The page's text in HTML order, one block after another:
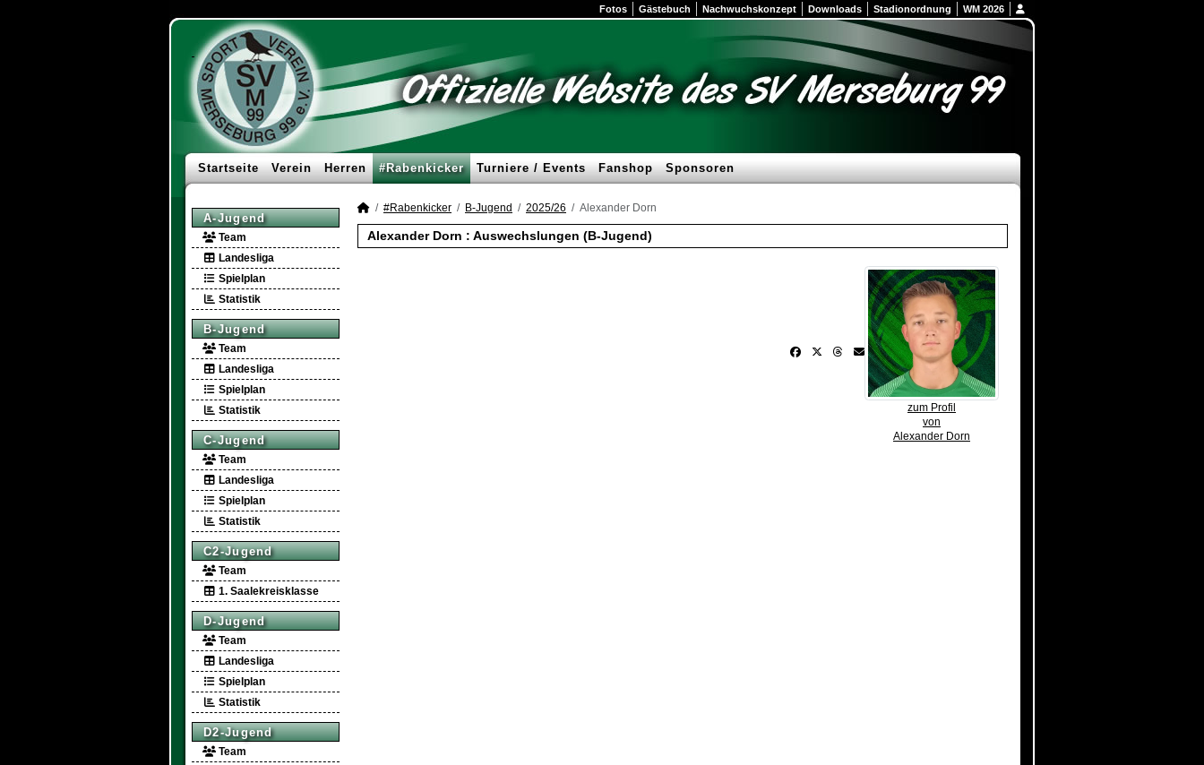
Fotos Gästebuch Nachwuchskonzept Downloads Stadionordnung WM 2026
Startseite Verein Herren #Rabenkicker Turniere / Events Fanshop Sponsoren
A-Jugend
Team
Landesliga
Spielplan
Statistik
B-Jugend
Team
Landesliga
Spielplan
Statistik
C-Jugend
Team
Landesliga
Spielplan
Statistik
C2-Jugend
Team
1. Saalekreisklasse
D-Jugend
Team
Landesliga
Spielplan
Statistik
D2-Jugend
Team
#Rabenkicker B-Jugend 2025/26 Alexander Dorn
Alexander Dorn : Auswechslungen (B-Jugend)
zum Profil
von
Alexander Dorn